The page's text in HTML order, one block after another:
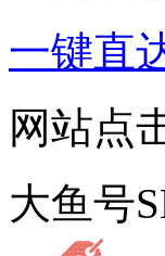
一键直
网站点
大鱼号